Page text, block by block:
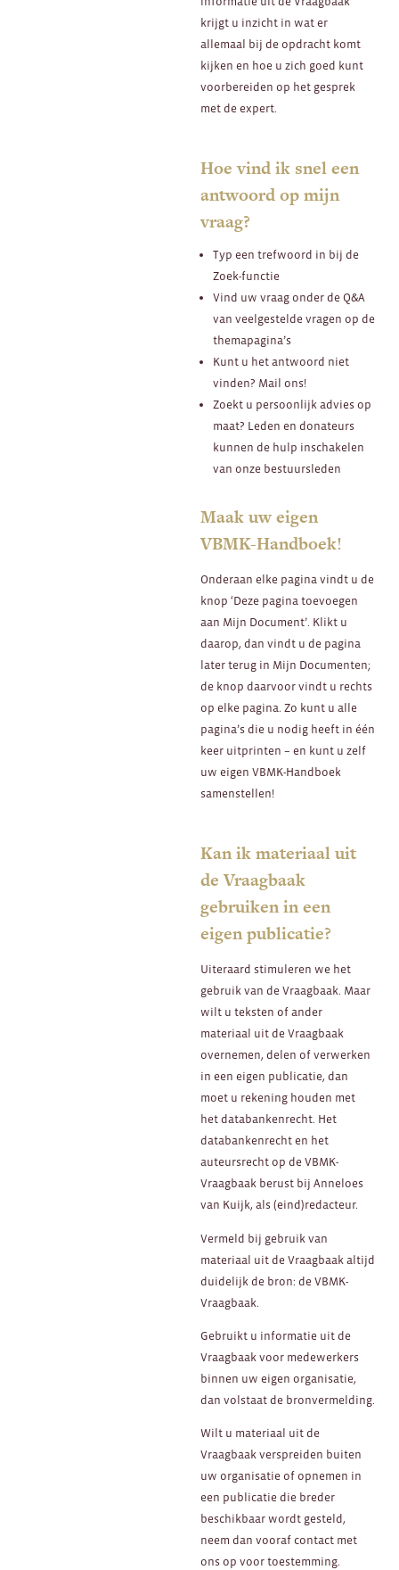
krijgt u inzicht in wat er
allemaal bij de opdracht komt
kijken en hoe u zich goed kunt
voorbereiden op het gesprek
met de expert.
Hoe vind ik snel een
antwoord op mijn
vraag?
Typ een trefwoord in bij de
Zoek-functie
Vind uw vraag onder de Q&A
van veelgestelde vragen op de
themapagina’s
Kunt u het antwoord niet
vinden? Mail ons!
Zoekt u persoonlijk advies op
maat? Leden en donateurs
kunnen de hulp inschakelen
van onze bestuursleden
Maak uw eigen
VBMK-Handboek!
Onderaan elke pagina vindt u de
knop ‘Deze pagina toevoegen
aan Mijn Document’. Klikt u
daarop, dan vindt u de pagina
later terug in Mijn Documenten;
de knop daarvoor vindt u rechts
op elke pagina. Zo kunt u alle
pagina’s die u nodig heeft in één
keer uitprinten – en kunt u zelf
uw eigen VBMK-Handboek
samenstellen!
Kan ik materiaal uit
de Vraagbaak
gebruiken in een
eigen publicatie?
Uiteraard stimuleren we het
gebruik van de Vraagbaak. Maar
wilt u teksten of ander
materiaal uit de Vraagbaak
overnemen, delen of verwerken
in een eigen publicatie, dan
moet u rekening houden met
het databankenrecht. Het
databankenrecht en het
auteursrecht op de VBMK-
Vraagbaak berust bij Anneloes
van Kuijk, als (eind)redacteur.
Vermeld bij gebruik van
materiaal uit de Vraagbaak altijd
duidelijk de bron: de VBMK-
Vraagbaak.
Gebruikt u informatie uit de
Vraagbaak voor medewerkers
binnen uw eigen organisatie,
dan volstaat de bronvermelding.
Wilt u materiaal uit de
Vraagbaak verspreiden buiten
uw organisatie of opnemen in
een publicatie die breder
beschikbaar wordt gesteld,
neem dan vooraf contact met
ons op voor toestemming.